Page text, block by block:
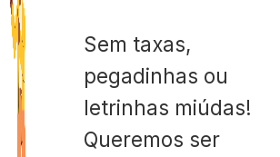
Sem taxas,
pegadinhas ou
letrinhas miúdas!
Queremos ser